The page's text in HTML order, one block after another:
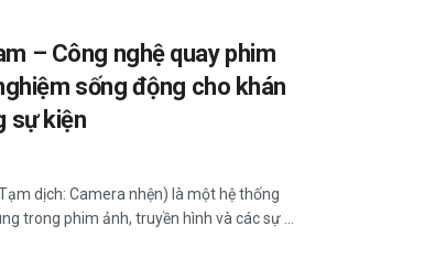
– Công nghệ quay phim
sống động cho khán
sự kiện
dịch: Camera nhện) là một hệ thống
trong phim ảnh, truyền hình và các sự ...